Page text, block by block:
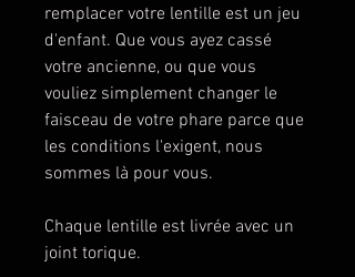
remplacer votre lentille est un jeu
d'enfant. Que vous ayez cassé
votre ancienne, ou que vous
vouliez simplement changer le
faisceau de votre phare parce que
les conditions l'exigent, nous
sommes là pour vous.
Chaque lentille est livrée avec un
joint torique.